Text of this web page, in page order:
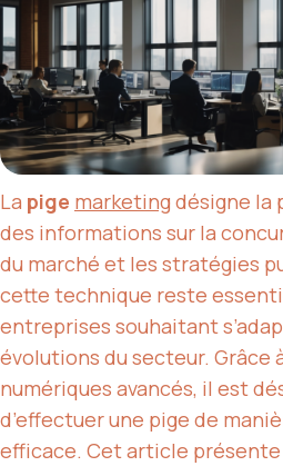
La pige marketingdésigne la
des informations sur la
du marché et les stratégies
cette technique reste
entreprises souhaitant
évolutions du secteur. Grâce
numériques avancés, il est
d’effectuer une pige de
efficace. Cet article